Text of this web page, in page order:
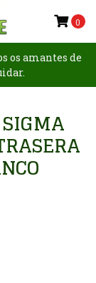
os amantes de
0